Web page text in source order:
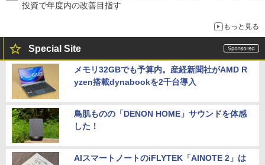
投資で年度内の改善目指す
もっと見る
Special Site
メモリ32GBでも予算内。産経新聞社がAMD R
yzen搭載dynabookを2千台導入
鳥肌ものの「DENON HOME」サウンドを体感
した！
AIスマートノートのiFLYTEK「AINOTE 2」は